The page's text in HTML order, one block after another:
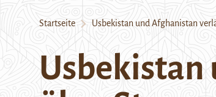
Startseite Usbekistan und Afghanistan
Usbekistan